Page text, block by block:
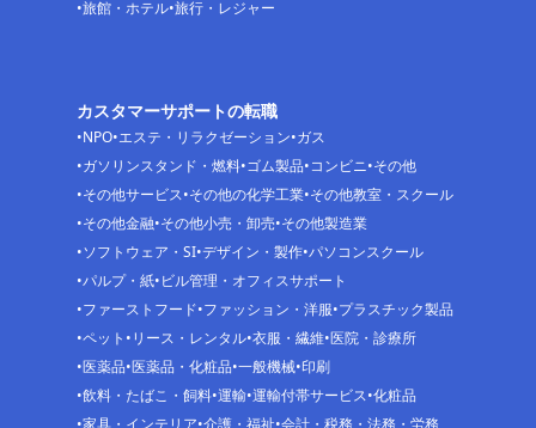
旅館・ホテル 旅行・レジャー
カスタマーサポートの転職
NPO エステ・リラクゼーション ガス
ガソリンスタンド・燃料 ゴム製品 コンビニ その他
その他サービス その他の化学工業 その他教室・スクール
その他金融 その他小売・卸売 その他製造業
ソフトウェア・SI デザイン・製作 パソコンスクール
パルプ・紙 ビル管理・オフィスサポート
ファーストフード ファッション・洋服 プラスチック製品
ペット リース・レンタル 衣服・繊維 医院・診療所
医薬品 医薬品・化粧品 一般機械 印刷
飲料・たばこ・飼料 運輸 運輸付帯サービス 化粧品
家具・インテリア 介護・福祉 会計・税務・法務・労務